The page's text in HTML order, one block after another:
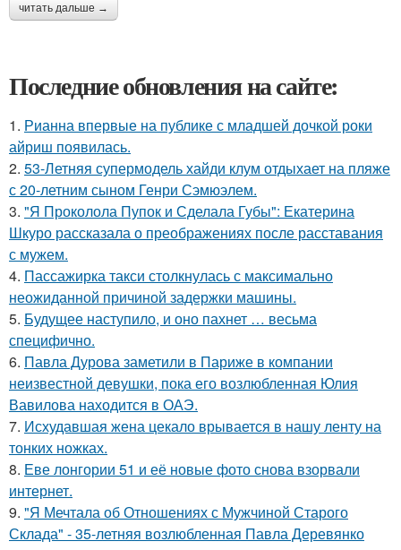
читать дальше →
Последние обновления на сайте:
1. Рианна впервые на публике с младшей дочкой роки
айриш появилась.
2. 53-Летняя супермодель хайди клум отдыхает на пляже
с 20-летним сыном Генри Сэмюэлем.
3. "Я Проколола Пупок и Сделала Губы": Екатерина
Шкуро рассказала о преображениях после расставания
с мужем.
4. Пассажирка такси столкнулась с максимально
неожиданной причиной задержки машины.
5. Будущее наступило, и оно пахнет … весьма
специфично.
6. Павла Дурова заметили в Париже в компании
неизвестной девушки, пока его возлюбленная Юлия
Вавилова находится в ОАЭ.
7. Исхудавшая жена цекало врывается в нашу ленту на
тонких ножках.
8. Еве лонгории 51 и её новые фото снова взорвали
интернет.
9. "Я Мечтала об Отношениях с Мужчиной Старого
Склада" - 35-летняя возлюбленная Павла Деревянко